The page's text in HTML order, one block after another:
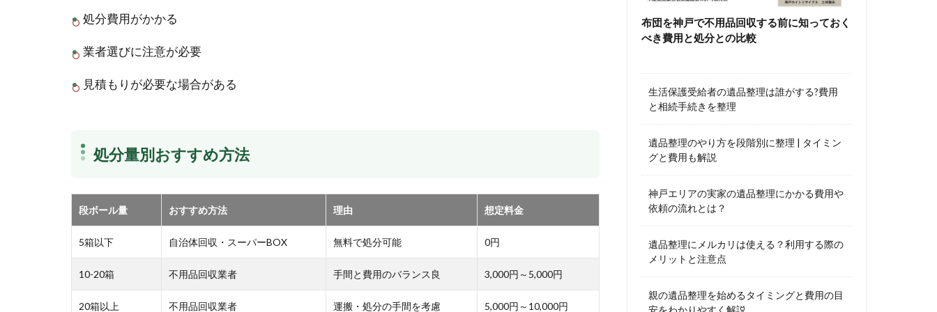
処分費用がかかる
業者選びに注意が必要
見積もりが必要な場合がある
処分量別おすすめ方法
段ボール量 おすすめ方法 理由 想定料金
5箱以下 自治体回収・スーパーBOX 無料で処分可能 0円
10-20箱 不用品回収業者 手間と費用のバランス良 3,000円～5,000円
20箱以上 不用品回収業者 運搬・処分の手間を考慮 5,000円～10,000円
布団を神戸で不用品回収する前に知っておく
べき費用と処分との比較
生活保護受給者の遺品整理は誰がする?費用
と相続手続きを整理
遺品整理のやり方を段階別に整理 | タイミン
グと費用も解説
神戸エリアの実家の遺品整理にかかる費用や
依頼の流れとは？
遺品整理にメルカリは使える？利用する際の
メリットと注意点
親の遺品整理を始めるタイミングと費用の目
安をわかりやすく解説